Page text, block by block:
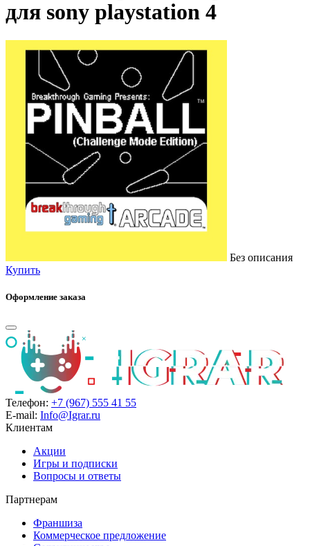
для sony playstation 4
Без описания
Купить
Оформление заказа
Телефон: +7 (967) 555 41 55
E-mail: Info@Igrar.ru
Клиентам
Акции
Игры и подписки
Вопросы и ответы
Партнерам
Франшиза
Коммерческое предложение